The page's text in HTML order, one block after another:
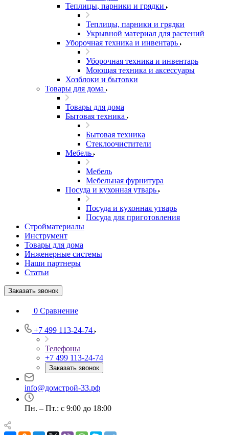
Теплицы, парники и грядки
Теплицы, парники и грядки
Укрывной материал для растений
Уборочная техника и инвентарь
Уборочная техника и инвентарь
Моющая техника и аксессуары
Хозблоки и бытовки
Товары для дома
Товары для дома
Бытовая техника
Бытовая техника
Стеклоочистители
Мебель
Мебель
Мебельная фурнитура
Посуда и кухонная утварь
Посуда и кухонная утварь
Посуда для приготовления
Стройматериалы
Инструмент
Товары для дома
Инженерные системы
Наши партнеры
Статьи
Заказать звонок
0 Сравнение
+7 499 113-24-74
Телефоны
+7 499 113-24-74
Заказать звонок
info@домстрой-33.рф
Пн. – Пт.: с 9:00 до 18:00